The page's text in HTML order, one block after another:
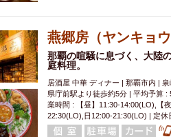
燕郷房（ヤンキョウ
那覇の喧騒に息づく、大陸
庭料理。
居酒屋 中華 ディナー | 那覇市内 |
県庁前駅より徒歩約5分 | 平均予算
業時間 : 【昼】11:30-14:00(LO),【
22:30(LO),日12:00-21:30(LO) | 定休